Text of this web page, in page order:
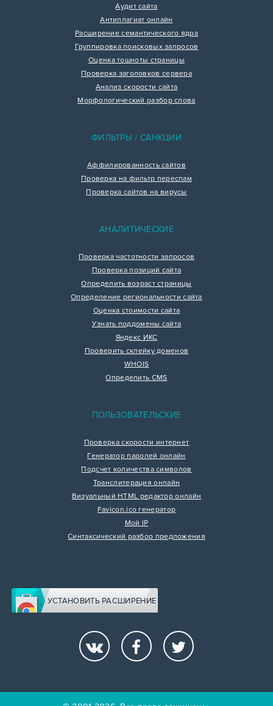
Аудит сайта
Антиплагиат онлайн
Расширение семантического ядра
Группировка поисковых запросов
Оценка тошноты страницы
Проверка заголовков сервера
Анализ скорости сайта
Морфологический разбор слова
ФИЛЬТРЫ / САНКЦИИ
Аффилированность сайтов
Проверка на фильтр переспам
Проверка сайтов на вирусы
АНАЛИТИЧЕСКИЕ
Проверка частотности запросов
Проверка позиций сайта
Определить возраст страницы
Определение региональности сайта
Оценка стоимости сайта
Узнать поддомены сайта
Яндекс ИКС
Проверить склейку доменов
WHOIS
Определить CMS
ПОЛЬЗОВАТЕЛЬСКИЕ
Проверка скорости интернет
Генератор паролей онлайн
Подсчет количества символов
Транслитерация онлайн
Визуальный HTML редактор онлайн
Favicon.ico генератор
Мой IP
Синтаксический разбор предложения
УСТАНОВИТЬ РАСШИРЕНИЕ